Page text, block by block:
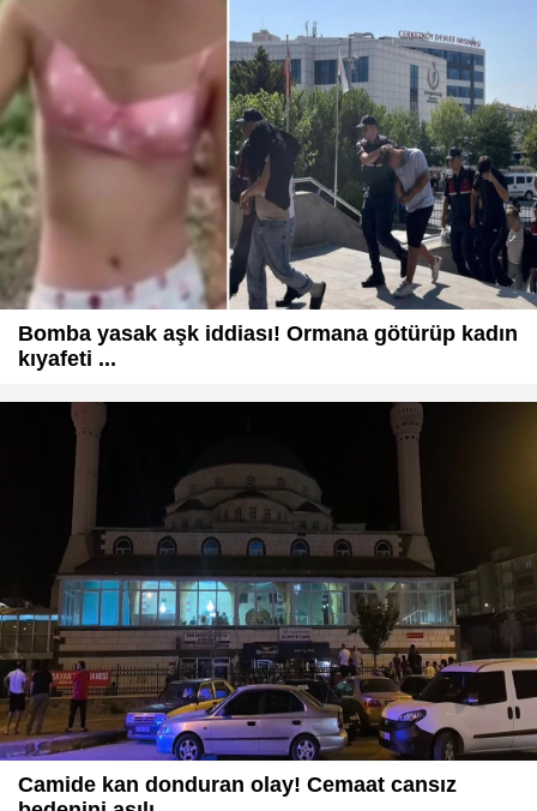
Bomba yasak aşk iddiası! Ormana götürüp kadın
kıyafeti ...
Camide kan donduran olay! Cemaat cansız